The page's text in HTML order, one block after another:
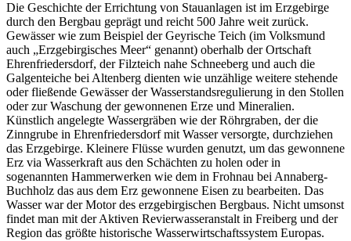
Die Geschichte der Errichtung von Stauanlagen ist im Erzgebirge
durch den Bergbau geprägt und reicht 500 Jahre weit zurück.
Gewässer wie zum Beispiel der Geyrische Teich (im Volksmund
auch „Erzgebirgisches Meer“ genannt) oberhalb der Ortschaft
Ehrenfriedersdorf, der Filzteich nahe Schneeberg und auch die
Galgenteiche bei Altenberg dienten wie unzählige weitere stehende
oder fließende Gewässer der Wasserstandsregulierung in den Stollen
oder zur Waschung der gewonnenen Erze und Mineralien.
Künstlich angelegte Wassergräben wie der Röhrgraben, der die
Zinngrube in Ehrenfriedersdorf mit Wasser versorgte, durchziehen
das Erzgebirge. Kleinere Flüsse wurden genutzt, um das gewonnene
Erz via Wasserkraft aus den Schächten zu holen oder in
sogenannten Hammerwerken wie dem in Frohnau bei Annaberg-
Buchholz das aus dem Erz gewonnene Eisen zu bearbeiten. Das
Wasser war der Motor des erzgebirgischen Bergbaus. Nicht umsonst
findet man mit der Aktiven Revierwasseranstalt in Freiberg und der
Region das größte historische Wasserwirtschaftssystem Europas.